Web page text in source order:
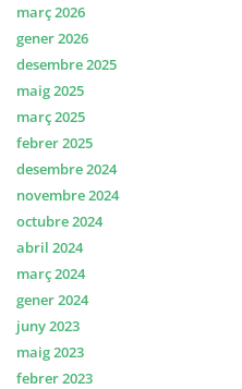
març 2026
gener 2026
desembre 2025
maig 2025
març 2025
febrer 2025
desembre 2024
novembre 2024
octubre 2024
abril 2024
març 2024
gener 2024
juny 2023
maig 2023
febrer 2023